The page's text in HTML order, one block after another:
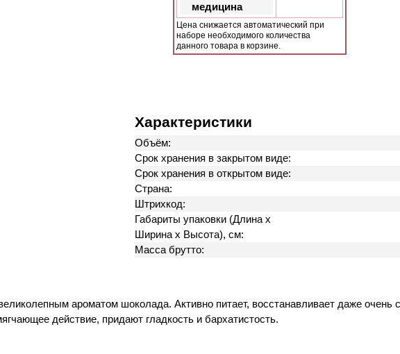
медицина
Цена снижается автоматический при
наборе необходимого количества
данного товара в корзине.
Характеристики
Объём:
Срок хранения в закрытом виде:
Срок хранения в открытом виде:
Страна:
Штрихкод:
Габариты упаковки (Длина х
Ширина х Высота), см:
Масса брутто:
ароматом шоколада. Активно питает, восстанавливает даже
действие, придают гладкость и бархатистость.